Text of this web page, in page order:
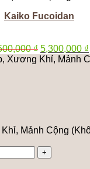
Kaiko Fucoidan
₫ Giá
gốc
5,300,000 ₫
Xương Khỉ, Mảnh
Mảnh Cộng